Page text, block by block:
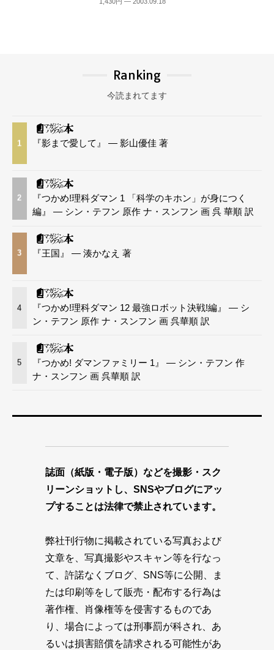
Ranking
今読まれてます
1 『影まで愛して』 — 影山優佳 著
2
『つかめ!理科ダマン 1 「科学のキホン」が身につく
編』 — シン・テフン 原作 ナ・スンフン 画 呉 華順 訳
3 『王国』 — 湊かなえ 著
4
『つかめ!理科ダマン 12 最強ロボット決戦!編』 — シ
ン・テフン 原作 ナ・スンフン 画 呉華順 訳
5
『つかめ! ダマンファミリー 1』 — シン・テフン 作
ナ・スンフン 画 呉華順 訳
誌面（紙版・電子版）などを撮影・スク
リーンショットし、SNSやブログにアッ
プすることは法律で禁止されています。
弊社刊行物に掲載されている写真および
文章を、写真撮影やスキャン等を行なっ
て、許諾なくブログ、SNS等に公開、ま
たは印刷等をして販売・配布する行為は
著作権、肖像権等を侵害するものであ
り、場合によっては刑事罰が科され、あ
るいは損害賠償を請求される可能性があ